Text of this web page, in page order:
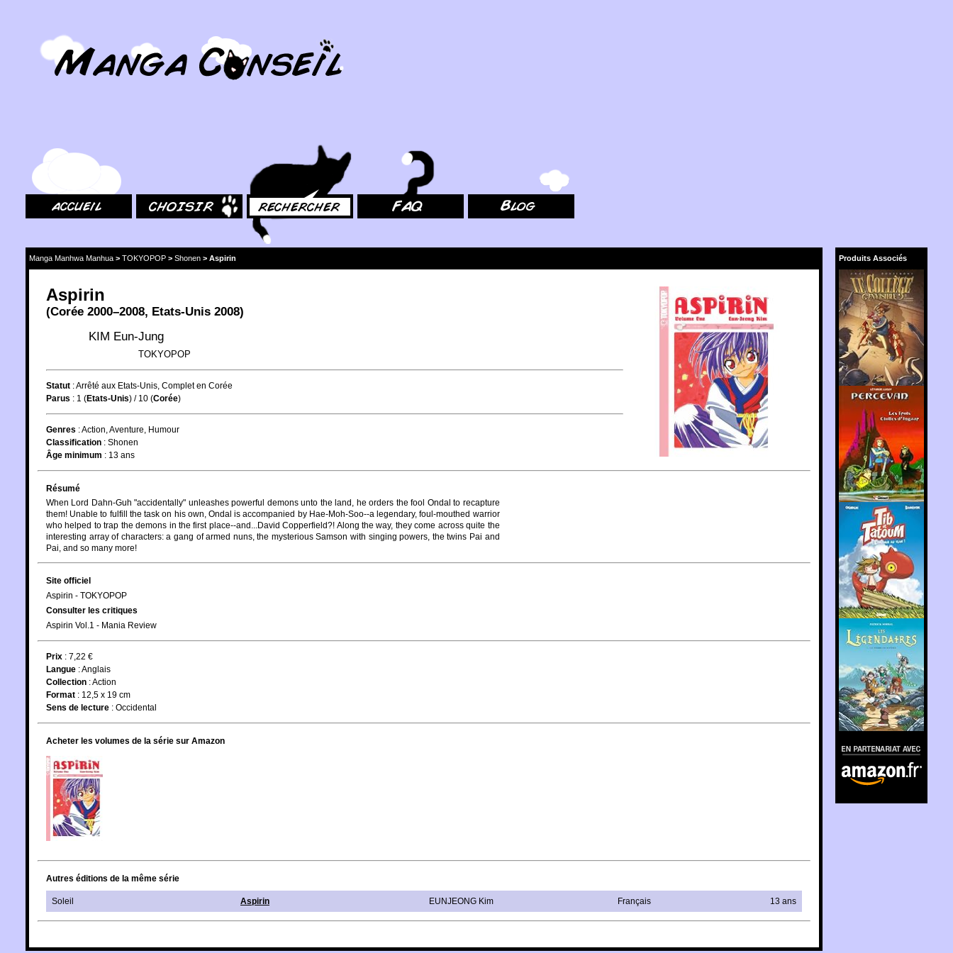
Produits Associés
Amazon.fr
Manga Manhwa Manhua > TOKYOPOP > Shonen > Aspirin
Aspirin
(Corée 2000–2008, Etats-Unis 2008)
KIM Eun-Jung
TOKYOPOP
Statut :Arrêté aux Etats-Unis, Complet en Corée
Parus : 1 (Etats-Unis) / 10 (Corée)
Genres :Action Aventure Humour
Classification : Shonen
Âge minimum : 13 ans
Résumé
When Lord Dahn-Guh "accidentally" unleashes powerful demons unto the land, he orders the fool Ondal to recapture
them! Unable to fulfill the task on his own, Ondal is accompanied by Hae-Moh-Soo--a legendary, foul-mouthed warrior
who helped to trap the demons in the first place--and...David Copperfield?! Along the way, they come across quite the
interesting array of characters: a gang of armed nuns, the mysterious Samson with singing powers, the twins Pai and
Pai, and so many more!
Site officiel
Aspirin - TOKYOPOP
Consulter les critiques
Aspirin Vol.1 - Mania Review
Prix : 7,22 €
Langue :Anglais
Collection :Action
Format : 12,5 x 19 cm
Sens de lecture : Occidental
Acheter les volumes de la série sur Amazon
Autres éditions de la même série
Soleil Aspirin EUNJEONG Kim Français 13 ans